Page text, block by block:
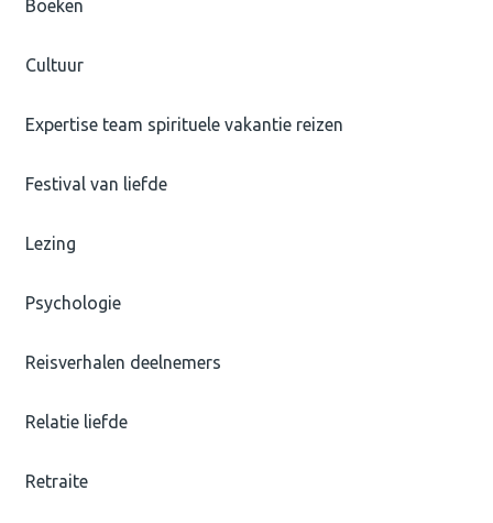
Boeken
Cultuur
Expertise team spirituele vakantie reizen
Festival van liefde
Lezing
Psychologie
Reisverhalen deelnemers
Relatie liefde
Retraite